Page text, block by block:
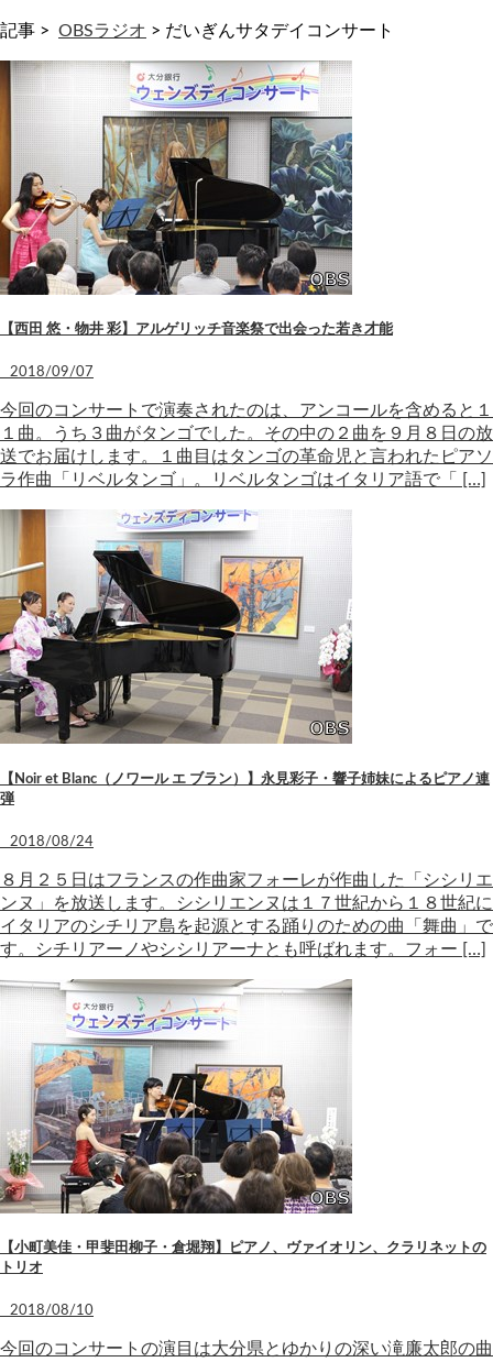
記事 > OBSラジオ > だいぎんサタデイコンサート
【西田 悠・物井 彩】アルゲリッチ音楽祭で出会った若き才能
2018/09/07
今回のコンサートで演奏されたのは、アンコールを含めると１
１曲。うち３曲がタンゴでした。その中の２曲を９月８日の放
送でお届けします。１曲目はタンゴの革命児と言われたピアソ
ラ作曲「リベルタンゴ」。リベルタンゴはイタリア語で「 […]
【Noir et Blanc（ノワール エ ブラン）】永見彩子・響子姉妹によるピアノ連
弾
2018/08/24
８月２５日はフランスの作曲家フォーレが作曲した「シシリエ
ンヌ」を放送します。シシリエンヌは１７世紀から１８世紀に
イタリアのシチリア島を起源とする踊りのための曲「舞曲」で
す。シチリアーノやシシリアーナとも呼ばれます。フォー […]
【小町美佳・甲斐田柳子・倉堀翔】ピアノ、ヴァイオリン、クラリネットの
トリオ
2018/08/10
今回のコンサートの演目は大分県とゆかりの深い滝廉太郎の曲